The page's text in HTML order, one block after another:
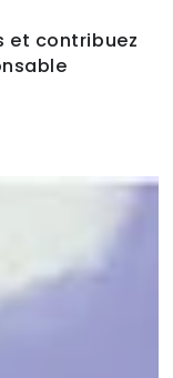
et contribuez